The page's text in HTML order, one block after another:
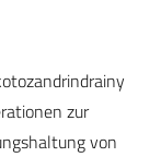
zur
von